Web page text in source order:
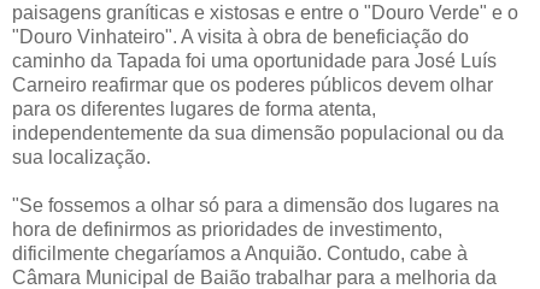
paisagens graníticas e xistosas e entre o "Douro Verde" e o
"Douro Vinhateiro". A visita à obra de beneficiação do
caminho da Tapada foi uma oportunidade para José Luís
Carneiro reafirmar que os poderes públicos devem olhar
para os diferentes lugares de forma atenta,
independentemente da sua dimensão populacional ou da
sua localização.
"Se fossemos a olhar só para a dimensão dos lugares na
hora de definirmos as prioridades de investimento,
dificilmente chegaríamos a Anquião. Contudo, cabe à
Câmara Municipal de Baião trabalhar para a melhoria da